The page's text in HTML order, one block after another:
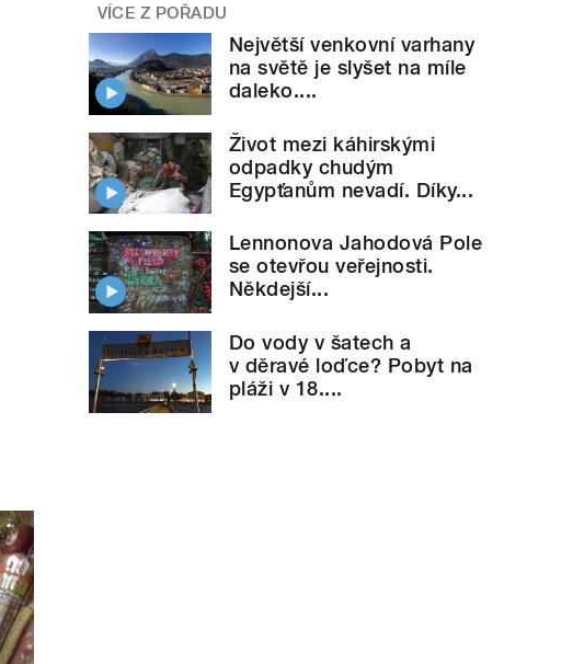
VÍCE Z POŘADU
Největší venkovní varhany
na světě je slyšet na míle
daleko....
Život mezi káhirskými
odpadky chudým
Egypťanům nevadí. Díky...
Lennonova Jahodová Pole
se otevřou veřejnosti.
Někdejší...
Do vody v šatech a
v děravé loďce? Pobyt na
pláži v 18....